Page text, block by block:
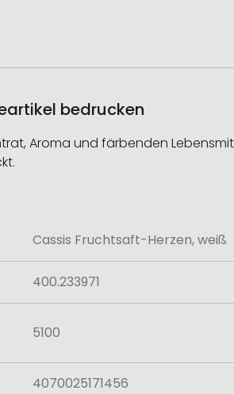
bedrucken
Aroma und färbenden
Cassis Fruchtsaft-Herzen, weiß
400.233971
5100
4070025171456